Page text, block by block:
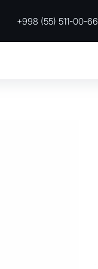
+998 (55) 511-00-66